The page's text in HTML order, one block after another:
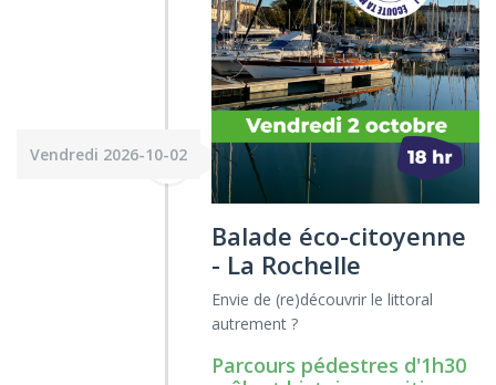
Vendredi 2026-10-02
Balade éco-citoyenne
- La Rochelle
Envie de (re)découvrir le littoral
autrement ?
Parcours pédestres d'1h30